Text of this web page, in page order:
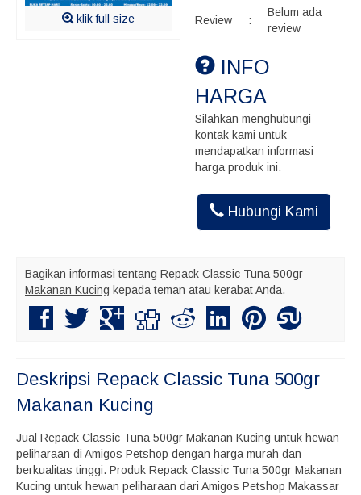
klik full size Review :
Belum ada
review
INFO
HARGA
Silahkan menghubungi
kontak kami untuk
mendapatkan informasi
harga produk ini.
Hubungi Kami
Bagikan informasi tentang Repack Classic Tuna 500gr
Makanan Kucing kepada teman atau kerabat Anda.
Deskripsi Repack Classic Tuna 500gr
Makanan Kucing
Jual Repack Classic Tuna 500gr Makanan Kucing untuk hewan
peliharaan di Amigos Petshop dengan harga murah dan
berkualitas tinggi. Produk Repack Classic Tuna 500gr Makanan
Kucing untuk hewan peliharaan dari Amigos Petshop Makassar